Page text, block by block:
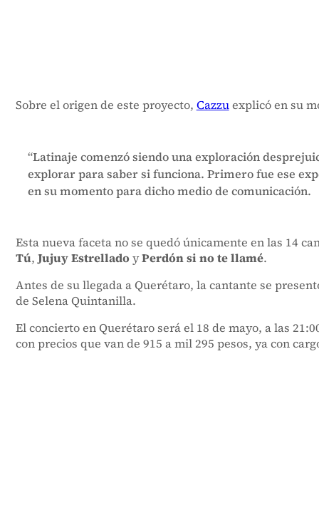
Sobre el origen de este proyecto, Cazzuexplicó en su
“Latinaje comenzó siendo una exploración
explorar para saber si funciona. Primero fue ese
en su momento para dicho medio de comunicación.
Esta nueva faceta no se quedó únicamente en las 14
Tú, Jujuy Estrellado yPerdón si no te llamé.
Antes de su llegada a Querétaro, la cantante se
de Selena Quintanilla.
El concierto en Querétaro será el 18 de mayo, a las
con precios que van de 915 a mil 295 pesos, ya con